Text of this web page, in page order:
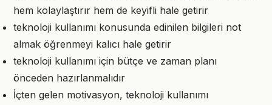
hem kolaylaştırır hem de keyifli hale getirir
teknoloji kullanımı konusunda edinilen bilgileri not
almak öğrenmeyi kalıcı hale getirir
teknoloji kullanımı için bütçe ve zaman planı
önceden hazırlanmalıdır
İçten gelen motivasyon, teknoloji kullanımı